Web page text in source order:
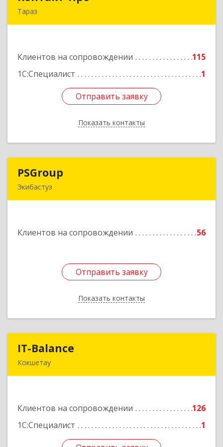
Тараз
Клиентов на сопровождении
115
1С:Специалист
1
Отправить заявку
Показать контакты
Отправить заявку
Назад
PSGroup
Экибастуз
Клиентов на сопровождении 56
Отправить заявку
Показать контакты
Подробнее
Отправить заявку
Назад
IT-Balance
Кокшетау
Клиентов на сопровождении
126
1С:Специалист
1